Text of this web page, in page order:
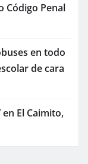
Código Penal
en todo
de cara
El Caimito,